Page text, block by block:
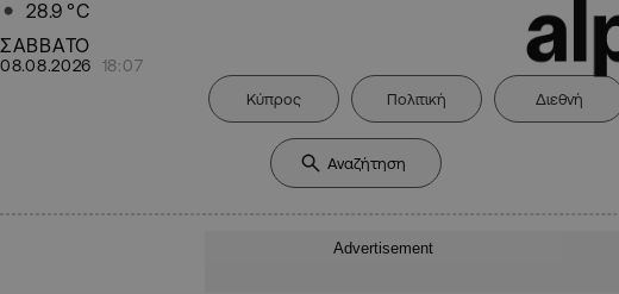
28.9 °C
ΣΑΒΒΑΤΟ
08.08.2026 18:07
Κύπρος Πολιτική Διεθνή
Advertisement